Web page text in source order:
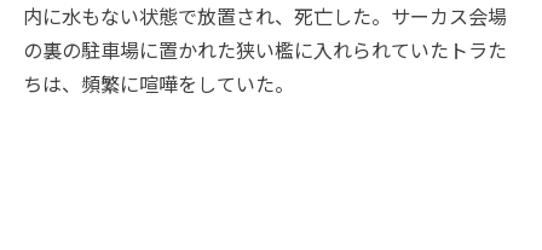
内に水もない状態で放置され、死亡した。サーカス会場
の裏の駐車場に置かれた狭い檻に入れられていたトラた
ちは、頻繁に喧嘩をしていた。